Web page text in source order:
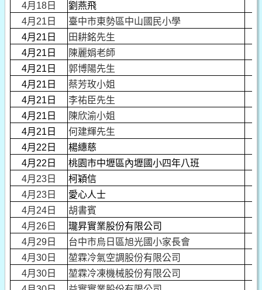
4月18日
劉燕飛
4月21日
臺中市東勢區中山國民小學
4月21日
田耕銘先生
4月21日
陳麗娟老師
4月21日
郭博陽先生
4月21日
蔡芳玫小姐
4月21日
李祐臣先生
4月21日
陳欣渝小姐
4月21日
何建輝先生
4月22日
楊繐慈
4月22日
桃園市中壢區內壢國小四年八班
4月23日
柯穎信
4月23日
愛心人士
4月24日
胡書賓
4月26日
瓏昇實業股份有限公司
4月29日
台中市烏日區旭光國小家長會
4月30日
堃霖冷氣空調股份有限公司
4月30日
堃霖冷凍機械股份有限公司